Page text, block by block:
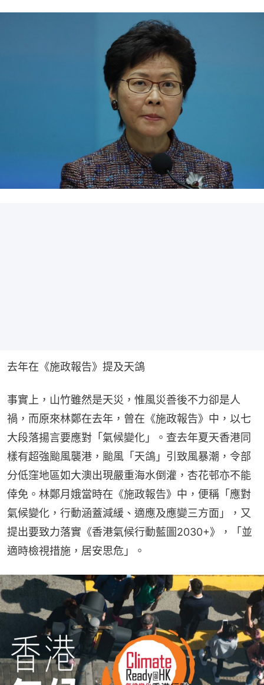
去年在《施政報告》提及天鴿
事實上，山竹雖然是天災，惟風災善後不力卻是人
禍，而原來林鄭在去年，曾在《施政報告》中，以七
大段落揚言要應對「氣候變化」。查去年夏天香港同
樣有超強颱風襲港，颱風「天鴿」引致風暴潮，令部
分低窪地區如大澳出現嚴重海水倒灌，杏花邨亦不能
倖免。林鄭月娥當時在《施政報告》中，便稱「應對
氣候變化，行動涵蓋減緩、適應及應變三方面」，又
提出要致力落實《香港氣候行動藍圖2030+》，「並
適時檢視措施，居安思危」。